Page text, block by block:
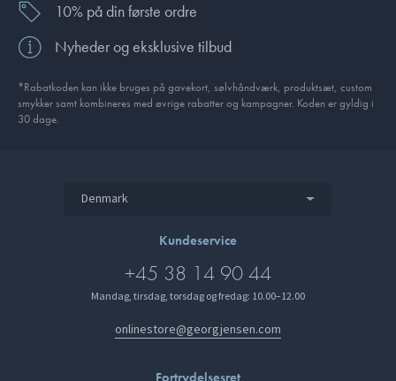
10% på din første ordre
Nyheder og eksklusive tilbud
*Rabatkoden kan ikke bruges på gavekort, sølvhåndværk, produktsæt, custom
smykker samt kombineres med øvrige rabatter og kampagner. Koden er gyldig i
30 dage.
Denmark
Kundeservice
+45 38 14 90 44
Mandag, tirsdag, torsdag og fredag: 10.00–12.00
onlinestore@georgjensen.com
Fortrydelsesret